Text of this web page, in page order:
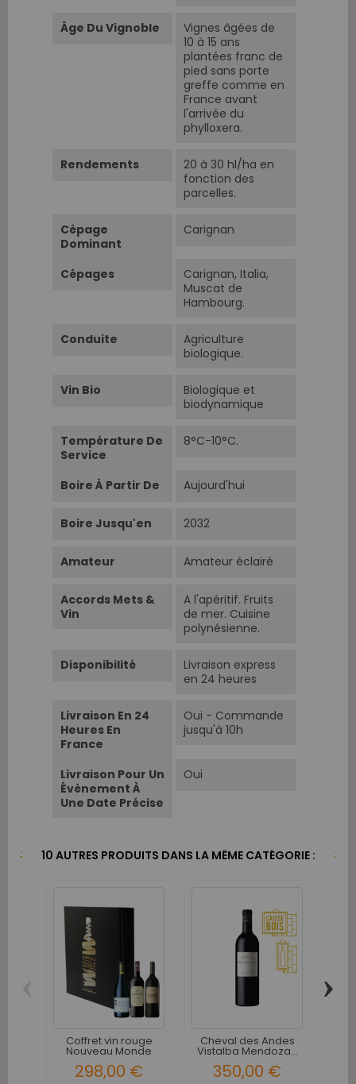
Âge Du Vignoble
Vignes âgées de
10 à 15 ans
plantées franc de
pied sans porte
greffe comme en
France avant
l'arrivée du
phylloxera.
Rendements
20 à 30 hl/ha en
fonction des
parcelles.
Cépage
Dominant
Carignan
Cépages
Carignan, Italia,
Muscat de
Hambourg.
Conduite
Agriculture
biologique.
Vin Bio
Biologique et
biodynamique
Température De
Service
8°C-10°C.
Boire À Partir De Aujourd'hui
Boire Jusqu'en 2032
Amateur Amateur éclairé
Accords Mets &
Vin
A l'apéritif. Fruits
de mer. Cuisine
polynésienne.
Disponibilité
Livraison express
en 24 heures
Livraison En 24
Heures En
France
Oui - Commande
jusqu'à 10h
Livraison Pour Un
Évènement À
Une Date Précise
Oui
10 AUTRES PRODUITS DANS LA MÊME CATÉGORIE :
Coffret vin rouge
Nouveau Monde
Sélection...
298,00 €
Cheval des Andes
Vistalba Mendoza...
350,00 €
›